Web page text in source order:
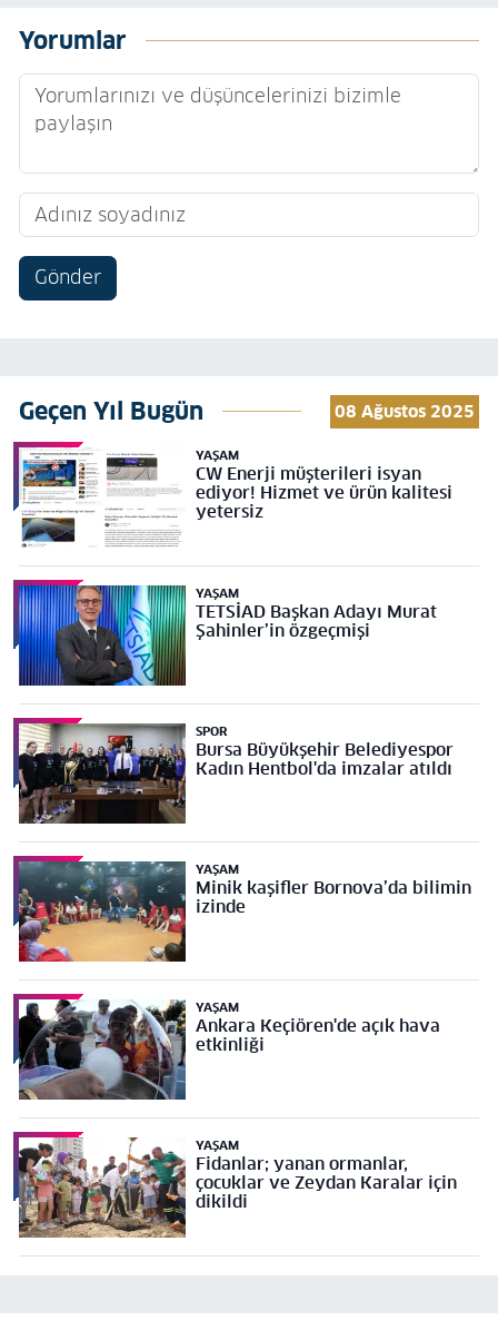
Yorumlar
Gönder
Geçen Yıl Bugün 08 Ağustos 2025
YAŞAM
CW Enerji müşterileri isyan
ediyor! Hizmet ve ürün kalitesi
yetersiz
YAŞAM
TETSİAD Başkan Adayı Murat
Şahinler’in özgeçmişi
SPOR
Bursa Büyükşehir Belediyespor
Kadın Hentbol'da imzalar atıldı
YAŞAM
Minik kaşifler Bornova’da bilimin
izinde
YAŞAM
Ankara Keçiören'de açık hava
etkinliği
YAŞAM
Fidanlar; yanan ormanlar,
çocuklar ve Zeydan Karalar için
dikildi